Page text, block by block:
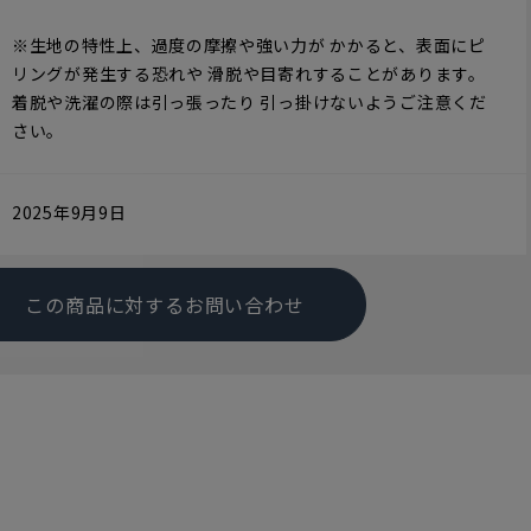
※生地の特性上、過度の摩擦や強い力が かかると、表面にピ
リングが発生する恐れや 滑脱や目寄れすることがあります。
着脱や洗濯の際は引っ張ったり 引っ掛けないようご注意くだ
さい。
2025年9月9日
この商品に対するお問い合わせ